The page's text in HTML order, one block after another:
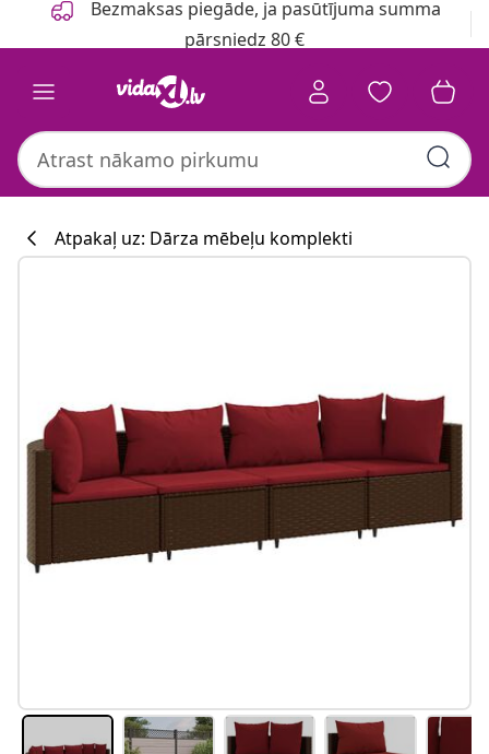
Bezmaksas piegāde, ja pasūtījuma summa
pārsniedz 80 €
Atpakaļ uz: Dārza mēbeļu komplekti